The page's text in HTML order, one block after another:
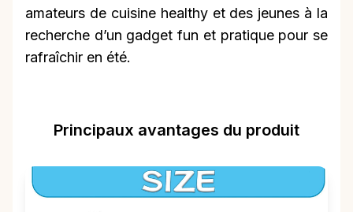
amateurs de cuisine healthy et des jeunes à la
recherche d’un gadget fun et pratique pour se
rafraîchir en été.
Principaux avantages du produit